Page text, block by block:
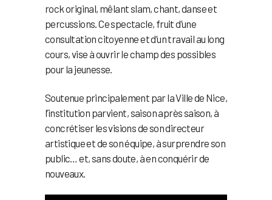
rock original, mêlant slam, chant, danse et
percussions. Ce spectacle, fruit d’une
consultation citoyenne et d’un travail au long
cours, vise à ouvrir le champ des possibles
pour la jeunesse.
Soutenue principalement par la Ville de Nice,
l’institution parvient, saison après saison, à
concrétiser les visions de son directeur
artistique et de son équipe, à surprendre son
public… et, sans doute, à en conquérir de
nouveaux.